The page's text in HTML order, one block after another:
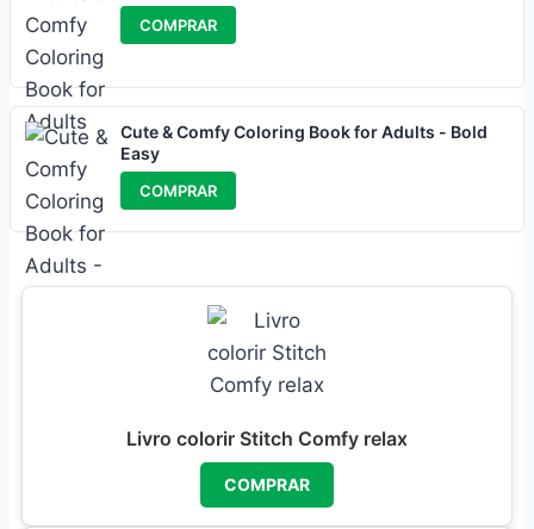
COMPRAR
Cute & Comfy Coloring Book for Adults - Bold
Easy
COMPRAR
Livro colorir Stitch Comfy relax
COMPRAR